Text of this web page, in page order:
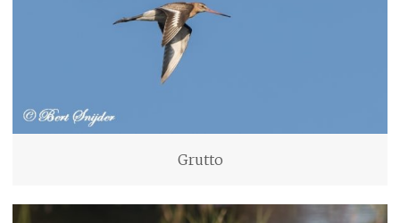
Grutto